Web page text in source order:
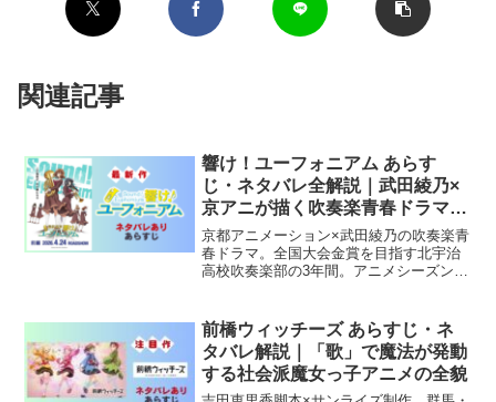
関連記事
響け！ユーフォニアム あらす
じ・ネタバレ全解説｜武田綾乃×
京アニが描く吹奏楽青春ドラマの
金字塔
京都アニメーション×武田綾乃の吹奏楽青
春ドラマ。全国大会金賞を目指す北宇治
高校吹奏楽部の3年間。アニメシーズン
前橋ウィッチーズ あらすじ・ネ
タバレ解説｜「歌」で魔法が発動
する社会派魔女っ子アニメの全貌